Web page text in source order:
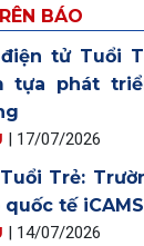
BÁO
điện tử Tuổi
tựa phát
| 17/07/2026
Trẻ:
tế
| 14/07/2026